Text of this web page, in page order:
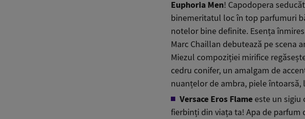
Euphoria Men! Capodopera
binemeritatul loc în top parfumuri
notelor bine definite. Esența
Marc Chaillan debutează pe scena
Miezul compoziției mirifice
cedru conifer, un amalgam de
nuanțelor de ambra, piele
Versace Eros Flameeste un sigiu
fierbinți din viața ta! Apa de